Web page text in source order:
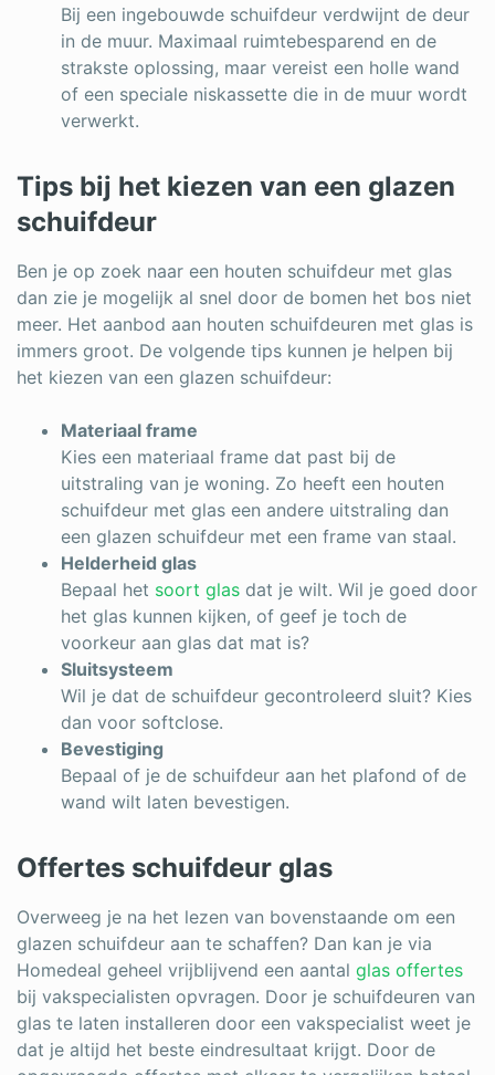
Bij een ingebouwde schuifdeur verdwijnt de deur
in de muur. Maximaal ruimtebesparend en de
strakste oplossing, maar vereist een holle wand
of een speciale niskassette die in de muur wordt
verwerkt.
Tips bij het kiezen van een glazen
schuifdeur
Ben je op zoek naar een houten schuifdeur met glas
dan zie je mogelijk al snel door de bomen het bos niet
meer. Het aanbod aan houten schuifdeuren met glas is
immers groot. De volgende tips kunnen je helpen bij
het kiezen van een glazen schuifdeur:
Materiaal frame
Kies een materiaal frame dat past bij de
uitstraling van je woning. Zo heeft een houten
schuifdeur met glas een andere uitstraling dan
een glazen schuifdeur met een frame van staal.
Helderheid glas
Bepaal het soort glas dat je wilt. Wil je goed door
het glas kunnen kijken, of geef je toch de
voorkeur aan glas dat mat is?
Sluitsysteem
Wil je dat de schuifdeur gecontroleerd sluit? Kies
dan voor softclose.
Bevestiging
Bepaal of je de schuifdeur aan het plafond of de
wand wilt laten bevestigen.
Offertes schuifdeur glas
Overweeg je na het lezen van bovenstaande om een
glazen schuifdeur aan te schaffen? Dan kan je via
Homedeal geheel vrijblijvend een aantal glas offertes
bij vakspecialisten opvragen. Door je schuifdeuren van
glas te laten installeren door een vakspecialist weet je
dat je altijd het beste eindresultaat krijgt. Door de